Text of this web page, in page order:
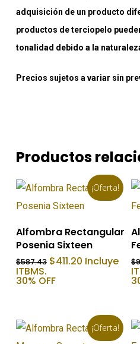
adquisición de un producto
productos de terciopelo
tonalidad debido a la
Precios sujetos a variar sin
Productos
¡Oferta!
Añadir Al Carrito
Alfombra Rectangular
Posenia Sixteen
$587.43 El
original
$411.20El
precio
Incluye
ITBMS.
30% OFF
$
¡Oferta!